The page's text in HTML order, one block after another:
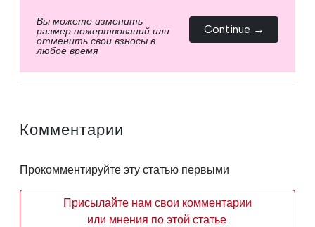
Вы можете изменить
размер пожертвований или
отменить свои взносы в
любое время
Continue →
Комментарии
Прокомментируйте эту статью первыми
Присылайте нам свои комментарии
или мнения по этой статье.